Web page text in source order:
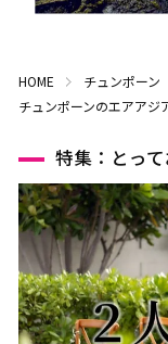
HOME チュンポーン
チュンポーンのエアアジ
特集：とっ